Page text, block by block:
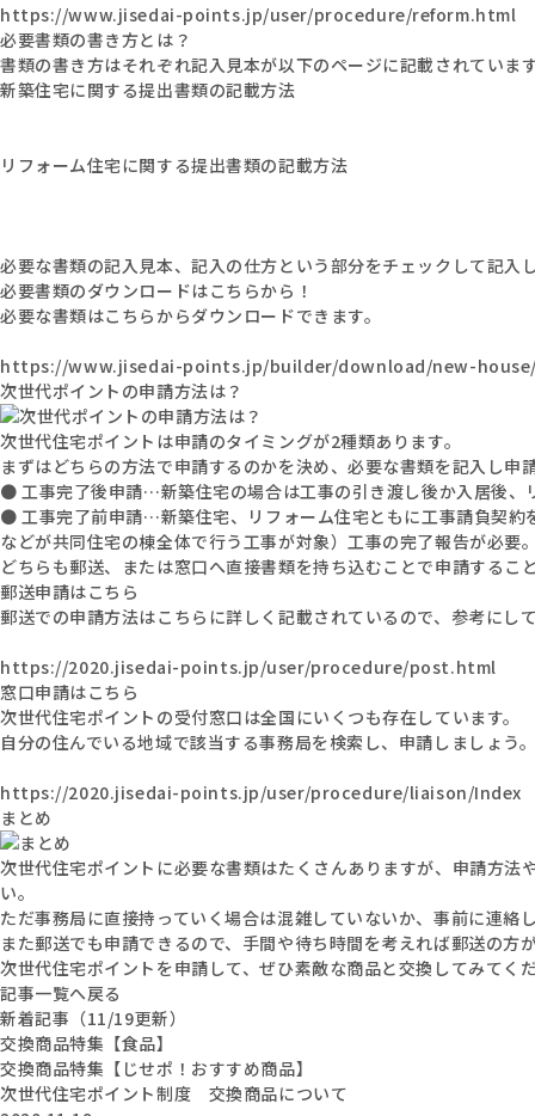
https://www.jisedai-points.jp/user/procedure/reform.html
必要書類の書き方とは？
書類の書き方はそれぞれ記入見本が以下のページに記載されていま
新築住宅に関する提出書類の記載方法
リフォーム住宅に関する提出書類の記載方法
必要な書類の記入見本、記入の仕方という部分をチェックして記入
必要書類のダウンロードはこちらから！
必要な書類はこちらからダウンロードできます。
https://www.jisedai-points.jp/builder/download/new-
次世代ポイントの申請方法は？
次世代住宅ポイントは申請のタイミングが2種類あります。
まずはどちらの方法で申請するのかを決め、必要な書類を記入し申
● 工事完了後申請…新築住宅の場合は工事の引き渡し後か入居後、
● 工事完了前申請…新築住宅、リフォーム住宅ともに工事請負契
などが共同住宅の棟全体で行う工事が対象）工事の完了報告が必要
どちらも郵送、または窓口へ直接書類を持ち込むことで申請するこ
郵送申請はこちら
郵送での申請方法はこちらに詳しく記載されているので、参考にし
https://2020.jisedai-points.jp/user/procedure/post.html
窓口申請はこちら
次世代住宅ポイントの受付窓口は全国にいくつも存在しています。
自分の住んでいる地域で該当する事務局を検索し、申請しましょう
https://2020.jisedai-points.jp/user/procedure/liaison/Index
まとめ
次世代住宅ポイントに必要な書類はたくさんありますが、申請方
い。
ただ事務局に直接持っていく場合は混雑していないか、事前に連絡
また郵送でも申請できるので、手間や待ち時間を考えれば郵送の方
次世代住宅ポイントを申請して、ぜひ素敵な商品と交換してみてく
記事一覧へ戻る
新着記事（11/19更新）
交換商品特集【食品】
交換商品特集【じせポ！おすすめ商品】
次世代住宅ポイント制度 交換商品について